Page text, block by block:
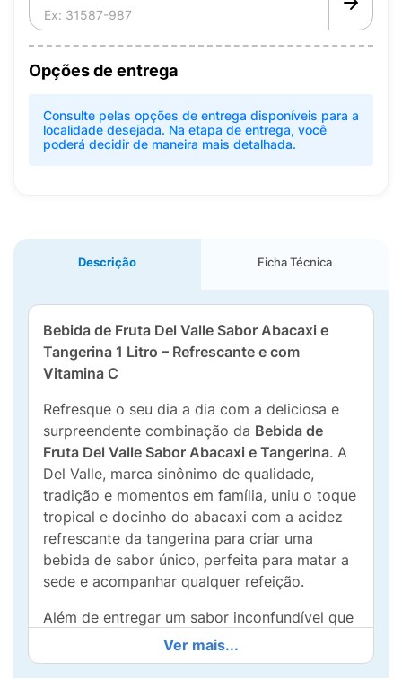
Opções de entrega
Consulte pelas opções de entrega disponíveis para a
localidade desejada. Na etapa de entrega, você
poderá decidir de maneira mais detalhada.
Descrição Ficha Técnica
Bebida de Fruta Del Valle Sabor Abacaxi e
Tangerina 1 Litro – Refrescante e com
Vitamina C
Refresque o seu dia a dia com a deliciosa e
surpreendente combinação da Bebida de
Fruta Del Valle Sabor Abacaxi e Tangerina. A
Del Valle, marca sinônimo de qualidade,
tradição e momentos em família, uniu o toque
tropical e docinho do abacaxi com a acidez
refrescante da tangerina para criar uma
bebida de sabor único, perfeita para matar a
sede e acompanhar qualquer refeição.
Além de entregar um sabor inconfundível que
agrada tanto adultos quanto crianças, este
suco é cuidadosamente enriquecido com
Vitamina C, um nutriente essencial que atua
Ver mais...